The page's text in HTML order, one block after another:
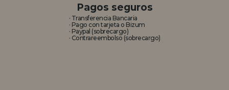
Pagos seguros
· Transferencia Bancaria
· Pago con tarjeta o Bizum
· Paypal (sobrecargo)
· Contrareembolso (sobrecargo)